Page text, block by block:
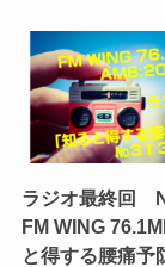
ラジオ最終回
FM WING
と得する腰痛予